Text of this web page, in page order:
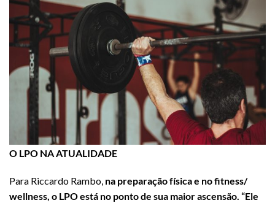
O LPO NA ATUALIDADE
Para Riccardo Rambo, na preparação física e no fitness/
wellness, o LPO está no ponto de sua maior ascensão. “Ele